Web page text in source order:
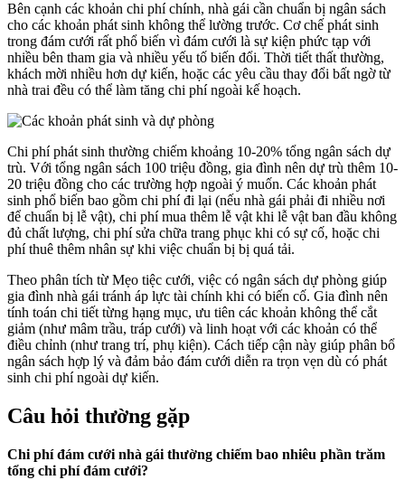
Bên cạnh các khoản chi phí chính, nhà gái cần chuẩn bị ngân sách
cho các khoản phát sinh không thể lường trước. Cơ chế phát sinh
trong đám cưới rất phổ biến vì đám cưới là sự kiện phức tạp với
nhiều bên tham gia và nhiều yếu tố biến đổi. Thời tiết thất thường,
khách mời nhiều hơn dự kiến, hoặc các yêu cầu thay đổi bất ngờ từ
nhà trai đều có thể làm tăng chi phí ngoài kế hoạch.
Chi phí phát sinh thường chiếm khoảng 10-20% tổng ngân sách dự
trù. Với tổng ngân sách 100 triệu đồng, gia đình nên dự trù thêm 10-
20 triệu đồng cho các trường hợp ngoài ý muốn. Các khoản phát
sinh phổ biến bao gồm chi phí đi lại (nếu nhà gái phải đi nhiều nơi
để chuẩn bị lễ vật), chi phí mua thêm lễ vật khi lễ vật ban đầu không
đủ chất lượng, chi phí sửa chữa trang phục khi có sự cố, hoặc chi
phí thuê thêm nhân sự khi việc chuẩn bị bị quá tải.
Theo phân tích từ Mẹo tiệc cưới, việc có ngân sách dự phòng giúp
gia đình nhà gái tránh áp lực tài chính khi có biến cố. Gia đình nên
tính toán chi tiết từng hạng mục, ưu tiên các khoản không thể cắt
giảm (như mâm trầu, tráp cưới) và linh hoạt với các khoản có thể
điều chỉnh (như trang trí, phụ kiện). Cách tiếp cận này giúp phân bổ
ngân sách hợp lý và đảm bảo đám cưới diễn ra trọn vẹn dù có phát
sinh chi phí ngoài dự kiến.
Câu hỏi thường gặp
Chi phí đám cưới nhà gái thường chiếm bao nhiêu phần trăm
tổng chi phí đám cưới?